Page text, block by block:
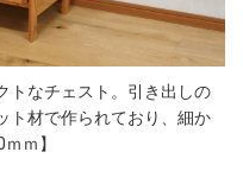
トなチェスト。引き出しの
ト材で作られており、細か
ｍ】